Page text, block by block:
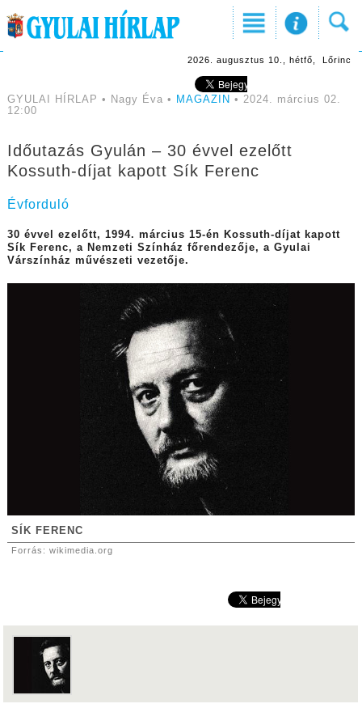
2026. augusztus 10., hétfő, Lőrinc
GYULAI HÍRLAP • Nagy Éva • MAGAZIN • 2024. március 02.
12:00
Időutazás Gyulán – 30 évvel ezelőtt
Kossuth-díjat kapott Sík Ferenc
Évforduló
30 évvel ezelőtt, 1994. március 15-én Kossuth-díjat kapott
Sík Ferenc, a Nemzeti Színház főrendezője, a Gyulai
Várszínház művészeti vezetője.
SÍK FERENC
Forrás: wikimedia.org